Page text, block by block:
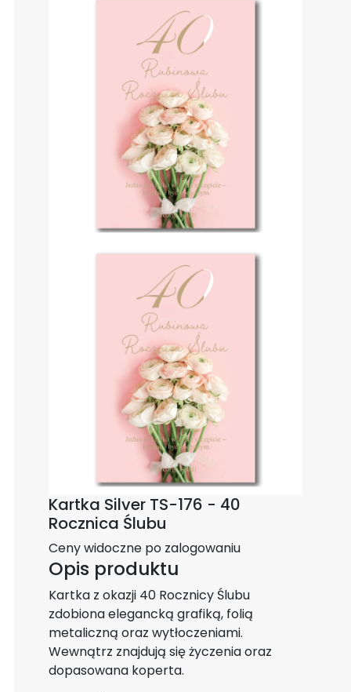
Kartka Silver TS-176 - 40
Rocznica Ślubu
Ceny widoczne po zalogowaniu
Opis produktu
Kartka z okazji 40 Rocznicy Ślubu
zdobiona elegancką grafiką, folią
metaliczną oraz wytłoczeniami.
Wewnątrz znajdują się życzenia oraz
dopasowana koperta.